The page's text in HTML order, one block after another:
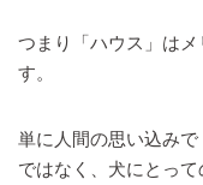
つまり「ハウス」は
す。
単に人間の思い込み
ではなく、犬にとっ